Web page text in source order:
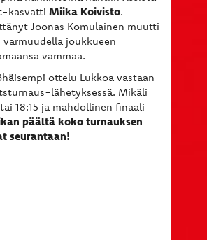
kasvatti Miika Koivisto.
Joonas Komulainen muutti
joukkueen
vammaa.
ottelu Lukkoa vastaan
lähetyksessä. Mikäli
18:15 ja mahdollinen finaali
päältä koko turnauksen
seurantaan!